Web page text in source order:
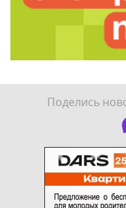
Поделись